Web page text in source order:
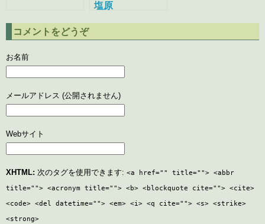
塩原
コメントをどうぞ
お名前
メールアドレス (公開されません)
Webサイト
XHTML: 次のタグを使用できます: <a href="" title=""> <abbr
title=""> <acronym title=""> <b> <blockquote cite=""> <cite>
<code> <del datetime=""> <em> <i> <q cite=""> <s> <strike>
<strong>